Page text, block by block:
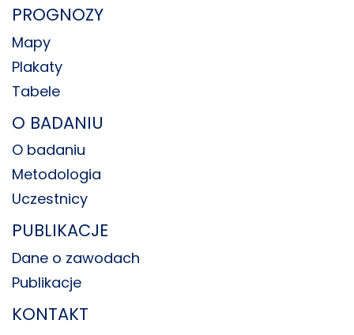
PROGNOZY
Mapy
Plakaty
Tabele
O BADANIU
O badaniu
Metodologia
Uczestnicy
PUBLIKACJE
Dane o zawodach
Publikacje
KONTAKT